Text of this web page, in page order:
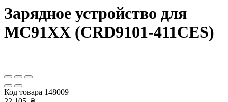
Зарядное устройство для
MC91XX (CRD9101-411CES)
Код товара 148009